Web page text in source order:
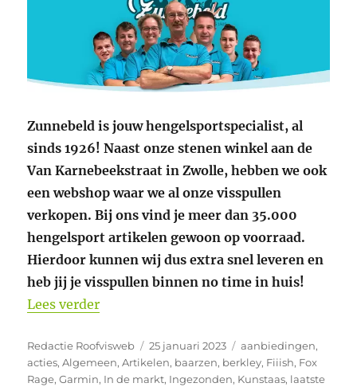
Zunnebeld is jouw hengelsportspecialist, al
sinds 1926! Naast onze stenen winkel aan de
Van Karnebeekstraat in Zwolle, hebben we ook
een webshop waar we al onze visspullen
verkopen. Bij ons vind je meer dan 35.000
hengelsport artikelen gewoon op voorraad.
Hierdoor kunnen wij dus extra snel leveren en
heb jij je visspullen binnen no time in huis!
Lees verder“Nieuw binnen bij Zunnebeld
Auteur
Redactie Roofvisweb
Geplaatst
op
25 januari 2023 Categorieën
aanbiedingen,
acties,Algemeen,Artikelen, baarzen, berkley, Fiiish, Fox
Rage,Garmin, In de markt, Ingezonden, Kunstaas, laatste